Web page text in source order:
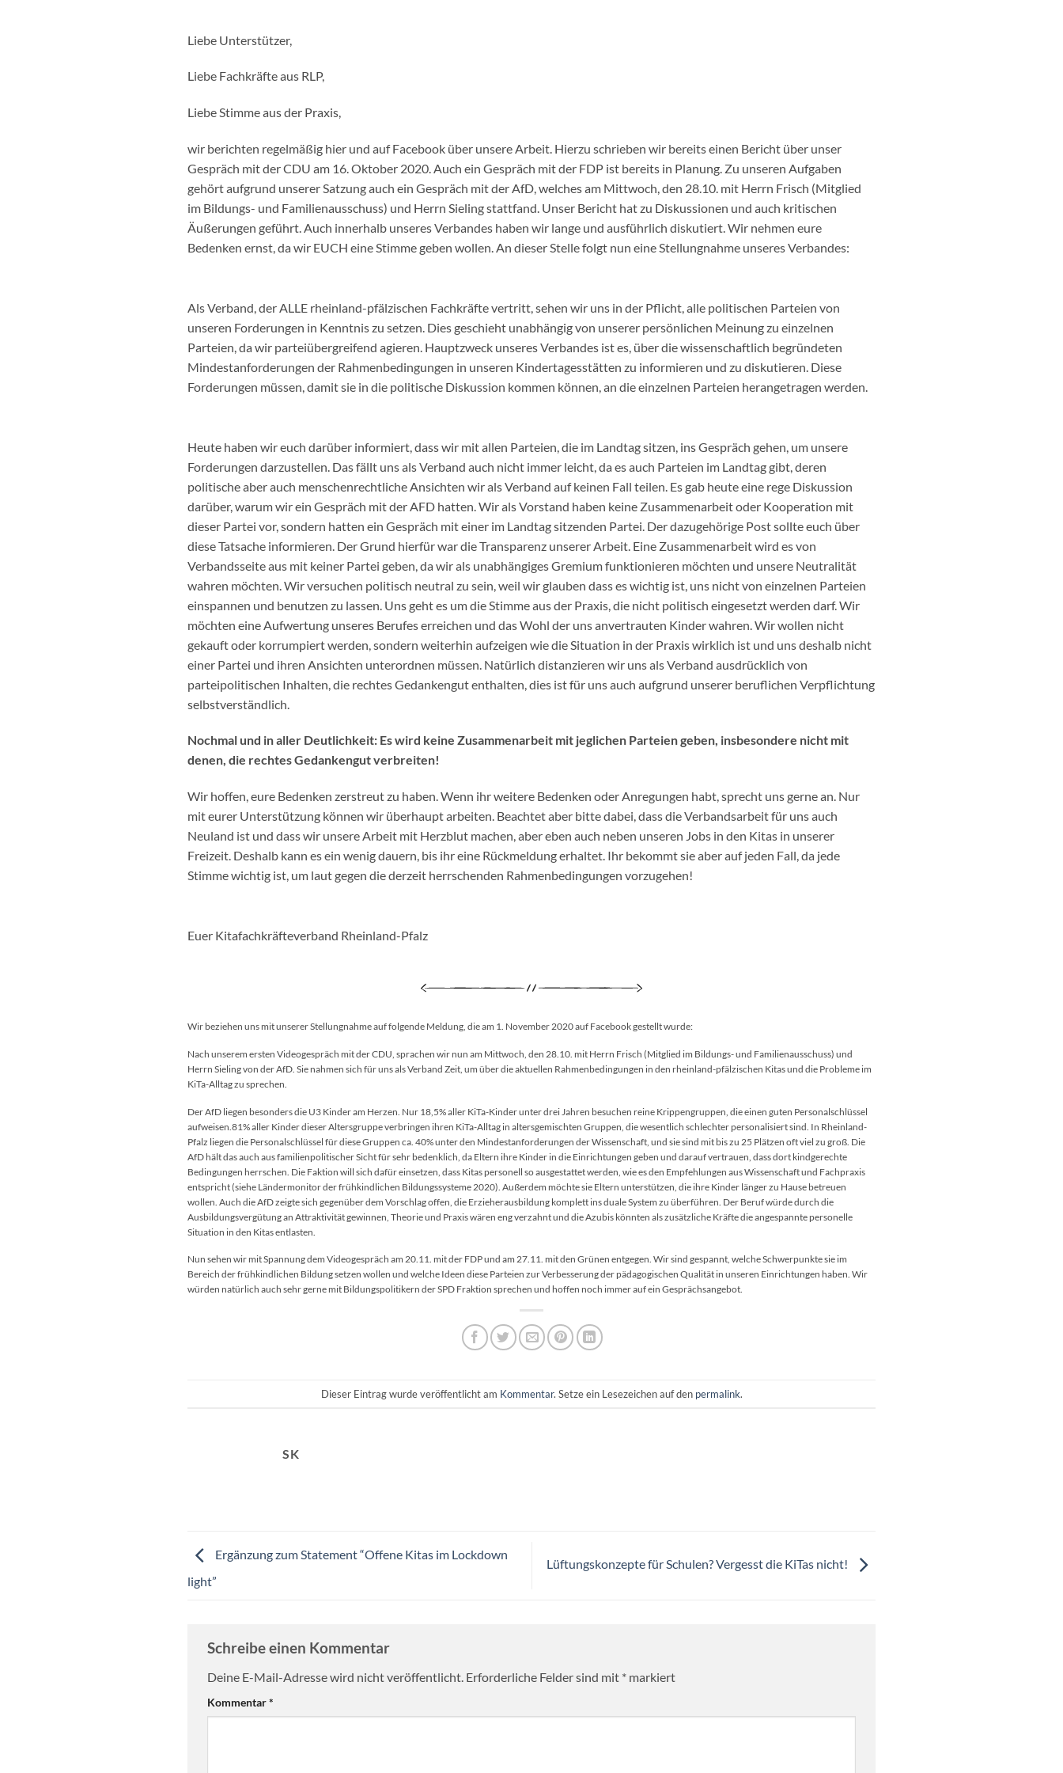
Liebe Unterstützer,
Liebe Fachkräfte aus RLP,
Liebe Stimme aus der Praxis,
wir berichten regelmäßig hier und auf Facebook über unsere Arbeit. Hierzu schrieben wir bereits einen Bericht über unser
Gespräch mit der CDU am 16. Oktober 2020. Auch ein Gespräch mit der FDP ist bereits in Planung. Zu unseren Aufgaben
gehört aufgrund unserer Satzung auch ein Gespräch mit der AfD, welches am Mittwoch, den 28.10. mit Herrn Frisch (Mitglied
im Bildungs- und Familienausschuss) und Herrn Sieling stattfand. Unser Bericht hat zu Diskussionen und auch kritischen
Äußerungen geführt. Auch innerhalb unseres Verbandes haben wir lange und ausführlich diskutiert. Wir nehmen eure
Bedenken ernst, da wir EUCH eine Stimme geben wollen. An dieser Stelle folgt nun eine Stellungnahme unseres Verbandes:
Als Verband, der ALLE rheinland-pfälzischen Fachkräfte vertritt, sehen wir uns in der Pflicht, alle politischen Parteien von
unseren Forderungen in Kenntnis zu setzen. Dies geschieht unabhängig von unserer persönlichen Meinung zu einzelnen
Parteien, da wir parteiübergreifend agieren. Hauptzweck unseres Verbandes ist es, über die wissenschaftlich begründeten
Mindestanforderungen der Rahmenbedingungen in unseren Kindertagesstätten zu informieren und zu diskutieren. Diese
Forderungen müssen, damit sie in die politische Diskussion kommen können, an die einzelnen Parteien herangetragen werden.
Heute haben wir euch darüber informiert, dass wir mit allen Parteien, die im Landtag sitzen, ins Gespräch gehen, um unsere
Forderungen darzustellen. Das fällt uns als Verband auch nicht immer leicht, da es auch Parteien im Landtag gibt, deren
politische aber auch menschenrechtliche Ansichten wir als Verband auf keinen Fall teilen. Es gab heute eine rege Diskussion
darüber, warum wir ein Gespräch mit der AFD hatten. Wir als Vorstand haben keine Zusammenarbeit oder Kooperation mit
dieser Partei vor, sondern hatten ein Gespräch mit einer im Landtag sitzenden Partei. Der dazugehörige Post sollte euch über
diese Tatsache informieren. Der Grund hierfür war die Transparenz unserer Arbeit. Eine Zusammenarbeit wird es von
Verbandsseite aus mit keiner Partei geben, da wir als unabhängiges Gremium funktionieren möchten und unsere Neutralität
wahren möchten. Wir versuchen politisch neutral zu sein, weil wir glauben dass es wichtig ist, uns nicht von einzelnen Parteien
einspannen und benutzen zu lassen. Uns geht es um die Stimme aus der Praxis, die nicht politisch eingesetzt werden darf. Wir
möchten eine Aufwertung unseres Berufes erreichen und das Wohl der uns anvertrauten Kinder wahren. Wir wollen nicht
gekauft oder korrumpiert werden, sondern weiterhin aufzeigen wie die Situation in der Praxis wirklich ist und uns deshalb nicht
einer Partei und ihren Ansichten unterordnen müssen. Natürlich distanzieren wir uns als Verband ausdrücklich von
parteipolitischen Inhalten, die rechtes Gedankengut enthalten, dies ist für uns auch aufgrund unserer beruflichen Verpflichtung
selbstverständlich.
Nochmal und in aller Deutlichkeit: Es wird keine Zusammenarbeit mit jeglichen Parteien geben, insbesondere nicht mit
denen, die rechtes Gedankengut verbreiten!
Wir hoffen, eure Bedenken zerstreut zu haben. Wenn ihr weitere Bedenken oder Anregungen habt, sprecht uns gerne an. Nur
mit eurer Unterstützung können wir überhaupt arbeiten. Beachtet aber bitte dabei, dass die Verbandsarbeit für uns auch
Neuland ist und dass wir unsere Arbeit mit Herzblut machen, aber eben auch neben unseren Jobs in den Kitas in unserer
Freizeit. Deshalb kann es ein wenig dauern, bis ihr eine Rückmeldung erhaltet. Ihr bekommt sie aber auf jeden Fall, da jede
Stimme wichtig ist, um laut gegen die derzeit herrschenden Rahmenbedingungen vorzugehen!
Euer Kitafachkräfteverband Rheinland-Pfalz
Wir beziehen uns mit unserer Stellungnahme auf folgende Meldung, die am 1. November 2020 auf Facebook gestellt wurde:
Nach unserem ersten Videogespräch mit der CDU, sprachen wir nun am Mittwoch, den 28.10. mit Herrn Frisch (Mitglied im Bildungs- und Familienausschuss) und
Herrn Sieling von der AfD. Sie nahmen sich für uns als Verband Zeit, um über die aktuellen Rahmenbedingungen in den rheinland-pfälzischen Kitas und die Probleme im
KiTa-Alltag zu sprechen.
Der AfD liegen besonders die U3 Kinder am Herzen. Nur 18,5% aller KiTa-Kinder unter drei Jahren besuchen reine Krippengruppen, die einen guten Personalschlüssel
aufweisen.81% aller Kinder dieser Altersgruppe verbringen ihren KiTa-Alltag in altersgemischten Gruppen, die wesentlich schlechter personalisiert sind. In Rheinland-
Pfalz liegen die Personalschlüssel für diese Gruppen ca. 40% unter den Mindestanforderungen der Wissenschaft, und sie sind mit bis zu 25 Plätzen oft viel zu groß. Die
AfD hält das auch aus familienpolitischer Sicht für sehr bedenklich, da Eltern ihre Kinder in die Einrichtungen geben und darauf vertrauen, dass dort kindgerechte
Bedingungen herrschen. Die Faktion will sich dafür einsetzen, dass Kitas personell so ausgestattet werden, wie es den Empfehlungen aus Wissenschaft und Fachpraxis
entspricht (siehe Ländermonitor der frühkindlichen Bildungssysteme 2020). Außerdem möchte sie Eltern unterstützen, die ihre Kinder länger zu Hause betreuen
wollen. Auch die AfD zeigte sich gegenüber dem Vorschlag offen, die Erzieherausbildung komplett ins duale System zu überführen. Der Beruf würde durch die
Ausbildungsvergütung an Attraktivität gewinnen, Theorie und Praxis wären eng verzahnt und die Azubis könnten als zusätzliche Kräfte die angespannte personelle
Situation in den Kitas entlasten.
Nun sehen wir mit Spannung dem Videogespräch am 20.11. mit der FDP und am 27.11. mit den Grünen entgegen. Wir sind gespannt, welche Schwerpunkte sie im
Bereich der frühkindlichen Bildung setzen wollen und welche Ideen diese Parteien zur Verbesserung der pädagogischen Qualität in unseren Einrichtungen haben. Wir
würden natürlich auch sehr gerne mit Bildungspolitikern der SPD Fraktion sprechen und hoffen noch immer auf ein Gesprächsangebot.
Dieser Eintrag wurde veröffentlicht am Kommentar. Setze ein Lesezeichen auf den permalink.
SK
Ergänzung zum Statement “Offene Kitas im Lockdown
light”
Lüftungskonzepte für Schulen? Vergesst die KiTas nicht!
Schreibe einen Kommentar
Deine E-Mail-Adresse wird nicht veröffentlicht. Erforderliche Felder sind mit * markiert
Kommentar*